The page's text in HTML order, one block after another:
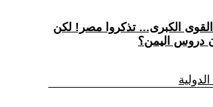
القوى الكبرى... تذكروا مصر! لكن
دروس اليمن؟